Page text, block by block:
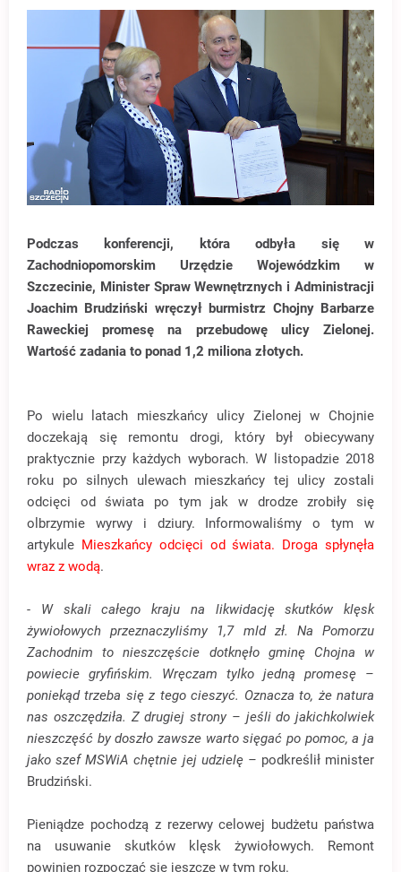
Podczas konferencji, która odbyła się w
Zachodniopomorskim Urzędzie Wojewódzkim w
Szczecinie, Minister Spraw Wewnętrznych i Administracji
Joachim Brudziński wręczył burmistrz Chojny Barbarze
Raweckiej promesę na przebudowę ulicy Zielonej.
Wartość zadania to ponad 1,2 miliona złotych.
Po wielu latach mieszkańcy ulicy Zielonej w Chojnie
doczekają się remontu drogi, który był obiecywany
praktycznie przy każdych wyborach. W listopadzie 2018
roku po silnych ulewach mieszkańcy tej ulicy zostali
odcięci od świata po tym jak w drodze zrobiły się
olbrzymie wyrwy i dziury. Informowaliśmy o tym w
artykule Mieszkańcy odcięci od świata. Droga spłynęła
wraz z wodą.
- W skali całego kraju na likwidację skutków klęsk
żywiołowych przeznaczyliśmy 1,7 mld zł. Na Pomorzu
Zachodnim to nieszczęście dotknęło gminę Chojna w
powiecie gryfińskim. Wręczam tylko jedną promesę –
poniekąd trzeba się z tego cieszyć. Oznacza to, że natura
nas oszczędziła. Z drugiej strony – jeśli do jakichkolwiek
nieszczęść by doszło zawsze warto sięgać po pomoc, a ja
jako szef MSWiA chętnie jej udzielę – podkreślił minister
Brudziński.
Pieniądze pochodzą z rezerwy celowej budżetu państwa
na usuwanie skutków klęsk żywiołowych. Remont
powinien rozpocząć się jeszcze w tym roku.